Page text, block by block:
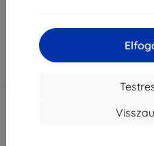
4 580 Ft
Ár ÁFA nelkül
Kedvezmény